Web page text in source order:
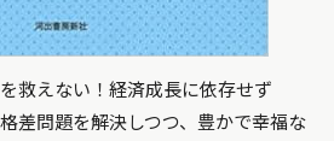
救えない！経済成長に依存せず
差問題を解決しつつ、豊かで幸福な